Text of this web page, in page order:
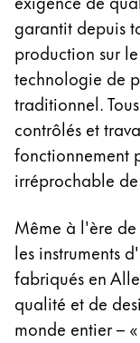
garantit depuis
production sur
technologie de
traditionnel.
contrôlés et
fonctionnement
irréprochable
Même à l'ère
les instruments
fabriqués en
qualité et de
monde entier –